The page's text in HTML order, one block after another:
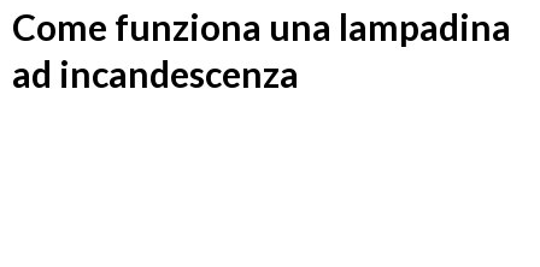
Come funziona una lampadina
ad incandescenza